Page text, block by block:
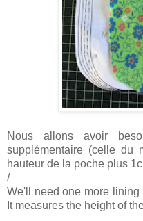
Nous allons avoir
supplémentaire (celle du
hauteur de la poche plus
/
We'll need one more
It measures the height of